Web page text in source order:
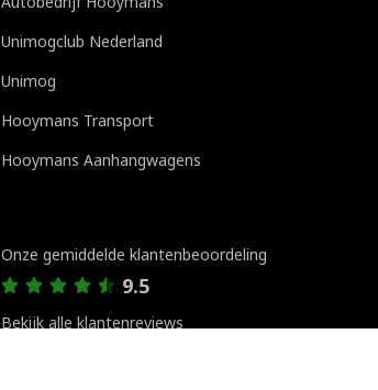
Unimogclub Nederland
Unimog
Hooymans Transport
Hooymans Aanhangwagens
Onze gemiddelde klantenbeoordeling
9.5
Bekijk alle klantenreviews